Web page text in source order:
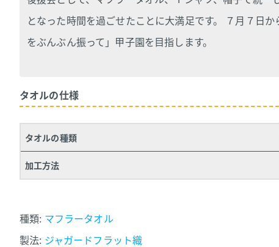
となった時間を過ごせたことに大満足です。 ７月７日
をぶんぶん振って」甲子園を目指します。
タオルの仕様
タオルの種類
加工方法
種類: マフラータオル
製法: ジャガードフラット織